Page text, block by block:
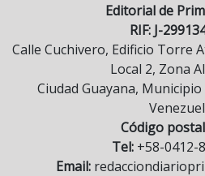
Editorial de
RIF: J-
Calle Cuchivero, Edificio Torre
Local 2, Zona
Ciudad Guayana,
Código
Tel:+58-0412-
Email: